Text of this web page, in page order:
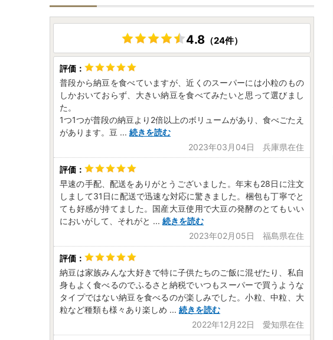
4.8（24件）
普段から納豆を食べていますが、近くのスーパーには小粒のもの
しかおいておらず、大きい納豆を食べてみたいと思って選びまし
た。
1つ1つが普段の納豆より2倍以上のボリュームがあり、食べごたえ
があります。豆 ... 続きを読む
2023年03月04日 兵庫県在住
早速の手配、配送をありがとうございました。年末も28日に注文
しまして31日に配送で迅速な対応に驚きました。梱包も丁寧でと
ても好感が持てました。国産大豆使用で大豆の発酵のとてもいい
においがして、それがと ... 続きを読む
2023年02月05日 福島県在住
納豆は家族みんな大好きで特に子供たちのご飯に混ぜたり、私自
身もよく食べるのでふるさと納税でいつもスーパーで買うような
タイプではない納豆を食べるのが楽しみでした。小粒、中粒、大
粒など種類も様々あり楽しめ ... 続きを読む
2022年12月22日 愛知県在住